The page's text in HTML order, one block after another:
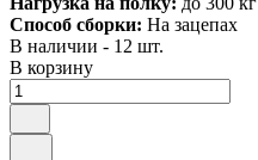
Способ сборки: На зацепах
В наличии - 12 шт.
В корзину